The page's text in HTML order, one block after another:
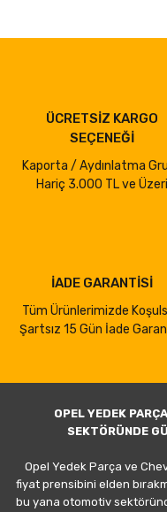
ÜCRETSİZ KARGO
SEÇENEĞİ
Kaporta / Aydınlatma
Hariç 3.000 TL ve Üzeri
İADE GARANTİSİ
Tüm Ürünlerimizde
Şartsız 15 Gün İade
OPEL YEDEK
SEKTÖRÜNDE
Opel Yedek Parça ve
fiyat prensibini elden
bu yana otomotiv